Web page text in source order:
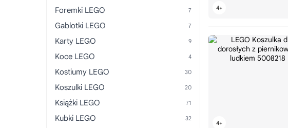
Foremki LEGO
Gablotki LEGO
Karty LEGO
Koce LEGO
Kostiumy LEGO
Koszulki LEGO
Książki LEGO
Kubki LEGO